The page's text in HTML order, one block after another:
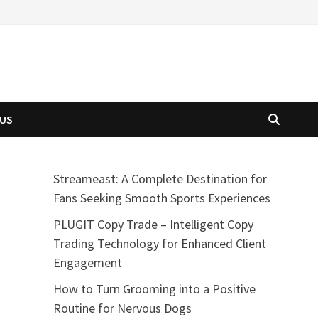
Streameast: A Complete Destination for
Fans Seeking Smooth Sports Experiences
PLUGIT Copy Trade – Intelligent Copy
Trading Technology for Enhanced Client
Engagement
How to Turn Grooming into a Positive
Routine for Nervous Dogs